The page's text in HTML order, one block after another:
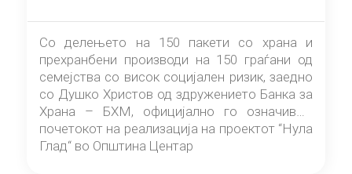
Со делењето на 150 пакети со храна и
прехранбени производи на 150 граѓани од
семејства со висок социјален ризик, заедно
со Душко Христов од здружението Банка за
Храна – БХМ, официјално го означивме
почетокот на реализација на проектот “Нула
Глад“ во Општина Центар